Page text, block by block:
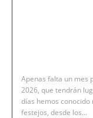
Apenas falta un mes
2026, que tendrán
días hemos
festejos, desde los...